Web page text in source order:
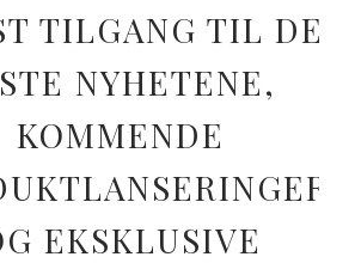
TILGANG TIL DE
NYHETENE,
KOMMENDE
EKSKLUSIVE